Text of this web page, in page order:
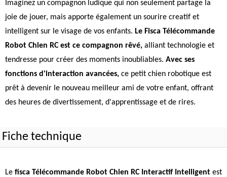
Imaginez un compagnon ludique qui non seulement partage la
joie de jouer, mais apporte également un sourire creatif et
intelligent sur le visage de vos enfants. Le Fisca Télécommande
Robot Chien RC est ce compagnon rêvé, alliant technologie et
tendresse pour créer des moments inoubliables. Avec ses
fonctions d'interaction avancées, ce petit chien robotique est
prêt à devenir le nouveau meilleur ami de votre enfant, offrant
des heures de divertissement, d'apprentissage et de rires.
Fiche technique
Le fisca Télécommande Robot Chien RC Interactif Intelligent est